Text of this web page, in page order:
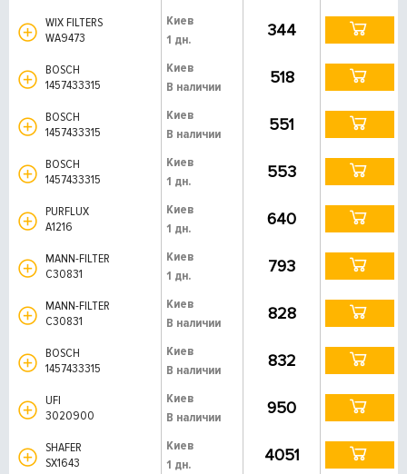
WIX FILTERS
WA9473
Киев
1 дн.
344
BOSCH
1457433315
Киев
В наличии
518
BOSCH
1457433315
Киев
В наличии
551
BOSCH
1457433315
Киев
1 дн.
553
PURFLUX
A1216
Киев
1 дн.
640
MANN-FILTER
C30831
Киев
1 дн.
793
MANN-FILTER
C30831
Киев
В наличии
828
BOSCH
1457433315
Киев
В наличии
832
UFI
3020900
Киев
В наличии
950
SHAFER
SX1643
Киев
1 дн.
4051